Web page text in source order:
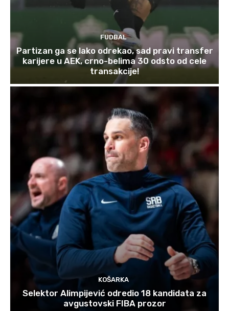
FUDBAL
Partizan ga se lako odrekao, sad pravi transfer
karijere u AEK, crno-belima 30 odsto od cele
transakcije!
KOŠARKA
Selektor Alimpijević odredio 18 kandidata za
avgustovski FIBA prozor